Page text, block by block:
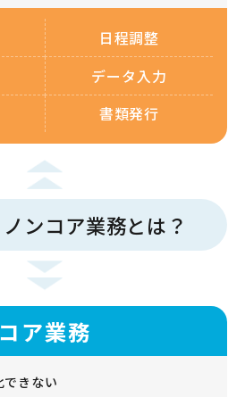
日程調整
データ入力
書類発行
ンコア業務とは？
コア業務
できない